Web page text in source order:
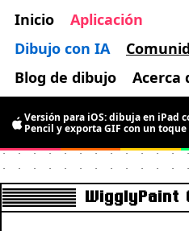
Inicio
Aplicación
Dibujo con IA
Blog de dibujo
Acerca
Versión para iOS: dibuja en iPad
Pencil y exporta GIF con un toque
WigglyPaint